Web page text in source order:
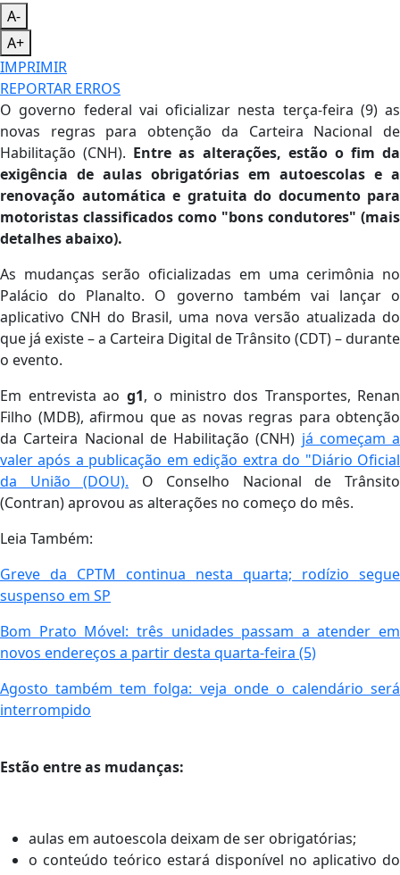
A-
A+
IMPRIMIR
REPORTAR ERROS
O governo federal vai oficializar nesta terça-feira (9) as
novas regras para obtenção da Carteira Nacional de
Habilitação (CNH). Entre as alterações, estão o fim da
exigência de aulas obrigatórias em autoescolas e a
renovação automática e gratuita do documento para
motoristas classificados como "bons condutores" (mais
detalhes abaixo).
As mudanças serão oficializadas em uma cerimônia no
Palácio do Planalto. O governo também vai lançar o
aplicativo CNH do Brasil, uma nova versão atualizada do
que já existe – a Carteira Digital de Trânsito (CDT) – durante
o evento.
Em entrevista ao g1, o ministro dos Transportes, Renan
Filho (MDB), afirmou que as novas regras para obtenção
da Carteira Nacional de Habilitação (CNH) já começam a
valer após a publicação em edição extra do "Diário Oficial
da União (DOU). O Conselho Nacional de Trânsito
(Contran) aprovou as alterações no começo do mês.
Leia Também:
Greve da CPTM continua nesta quarta; rodízio segue
suspenso em SP
Bom Prato Móvel: três unidades passam a atender em
novos endereços a partir desta quarta-feira (5)
Agosto também tem folga: veja onde o calendário será
interrompido
Estão entre as mudanças:
aulas em autoescola deixam de ser obrigatórias;
o conteúdo teórico estará disponível no aplicativo do